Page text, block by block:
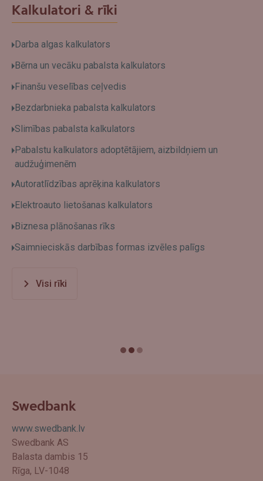
Kalkulatori & rīki
Darba algas kalkulators
Bērna un vecāku pabalsta kalkulators
Finanšu veselības ceļvedis
Bezdarbnieka pabalsta kalkulators
Slimības pabalsta kalkulators
Pabalstu kalkulators adoptētājiem, aizbildņiem un
audžuģimenēm
Autoratlīdzības aprēķina kalkulators
Elektroauto lietošanas kalkulators
Biznesa plānošanas rīks
Saimnieciskās darbības formas izvēles palīgs
Visi rīki
Swedbank
www.swedbank.lv
Swedbank AS
Balasta dambis 15
Rīga, LV-1048